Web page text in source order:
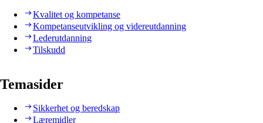
Kvalitet og kompetanse
Kompetanseutvikling og videreutdanning
Lederutdanning
Tilskudd
Temasider
Sikkerhet og beredskap
Læremidler